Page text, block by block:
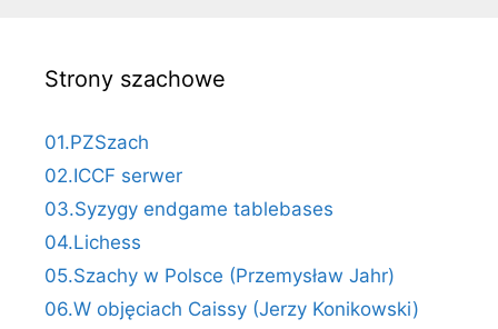
Strony szachowe
01.PZSzach
02.ICCF serwer
03.Syzygy endgame tablebases
04.Lichess
05.Szachy w Polsce (Przemysław Jahr)
06.W objęciach Caissy (Jerzy Konikowski)